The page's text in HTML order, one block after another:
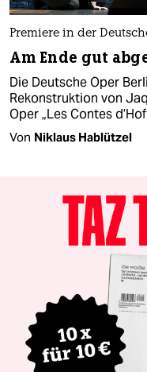
Premiere in der
Am Ende gut
Die Deutsche Oper
Rekonstruktion von
Oper „Les Contes
Von Niklaus Hablützel